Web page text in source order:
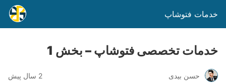
خدمات فتوشاپ
خدمات تخصصی فتوشاپ – بخش 1
حسن بیدی 2 سال پیش